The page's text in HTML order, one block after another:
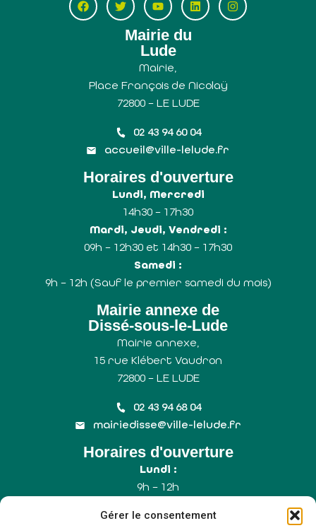
Gérer le consentement
Mairie du
Lude
Mairie,
Place François de Nicolaÿ
72800 – LE LUDE
02 43 94 60 04
accueil@ville-lelude.fr
Horaires d'ouverture
Lundi, Mercredi
14h30 – 17h30
Mardi, Jeudi, Vendredi :
09h – 12h30 et 14h30 – 17h30
Samedi :
9h – 12h (Sauf le premier samedi du mois)
Mairie annexe de
Dissé-sous-le-Lude
Mairie annexe,
15 rue Klébert Vaudron
72800 – LE LUDE
02 43 94 68 04
mairiedisse@ville-lelude.fr
Horaires d'ouverture
Lundi :
9h – 12h
9h – 12h